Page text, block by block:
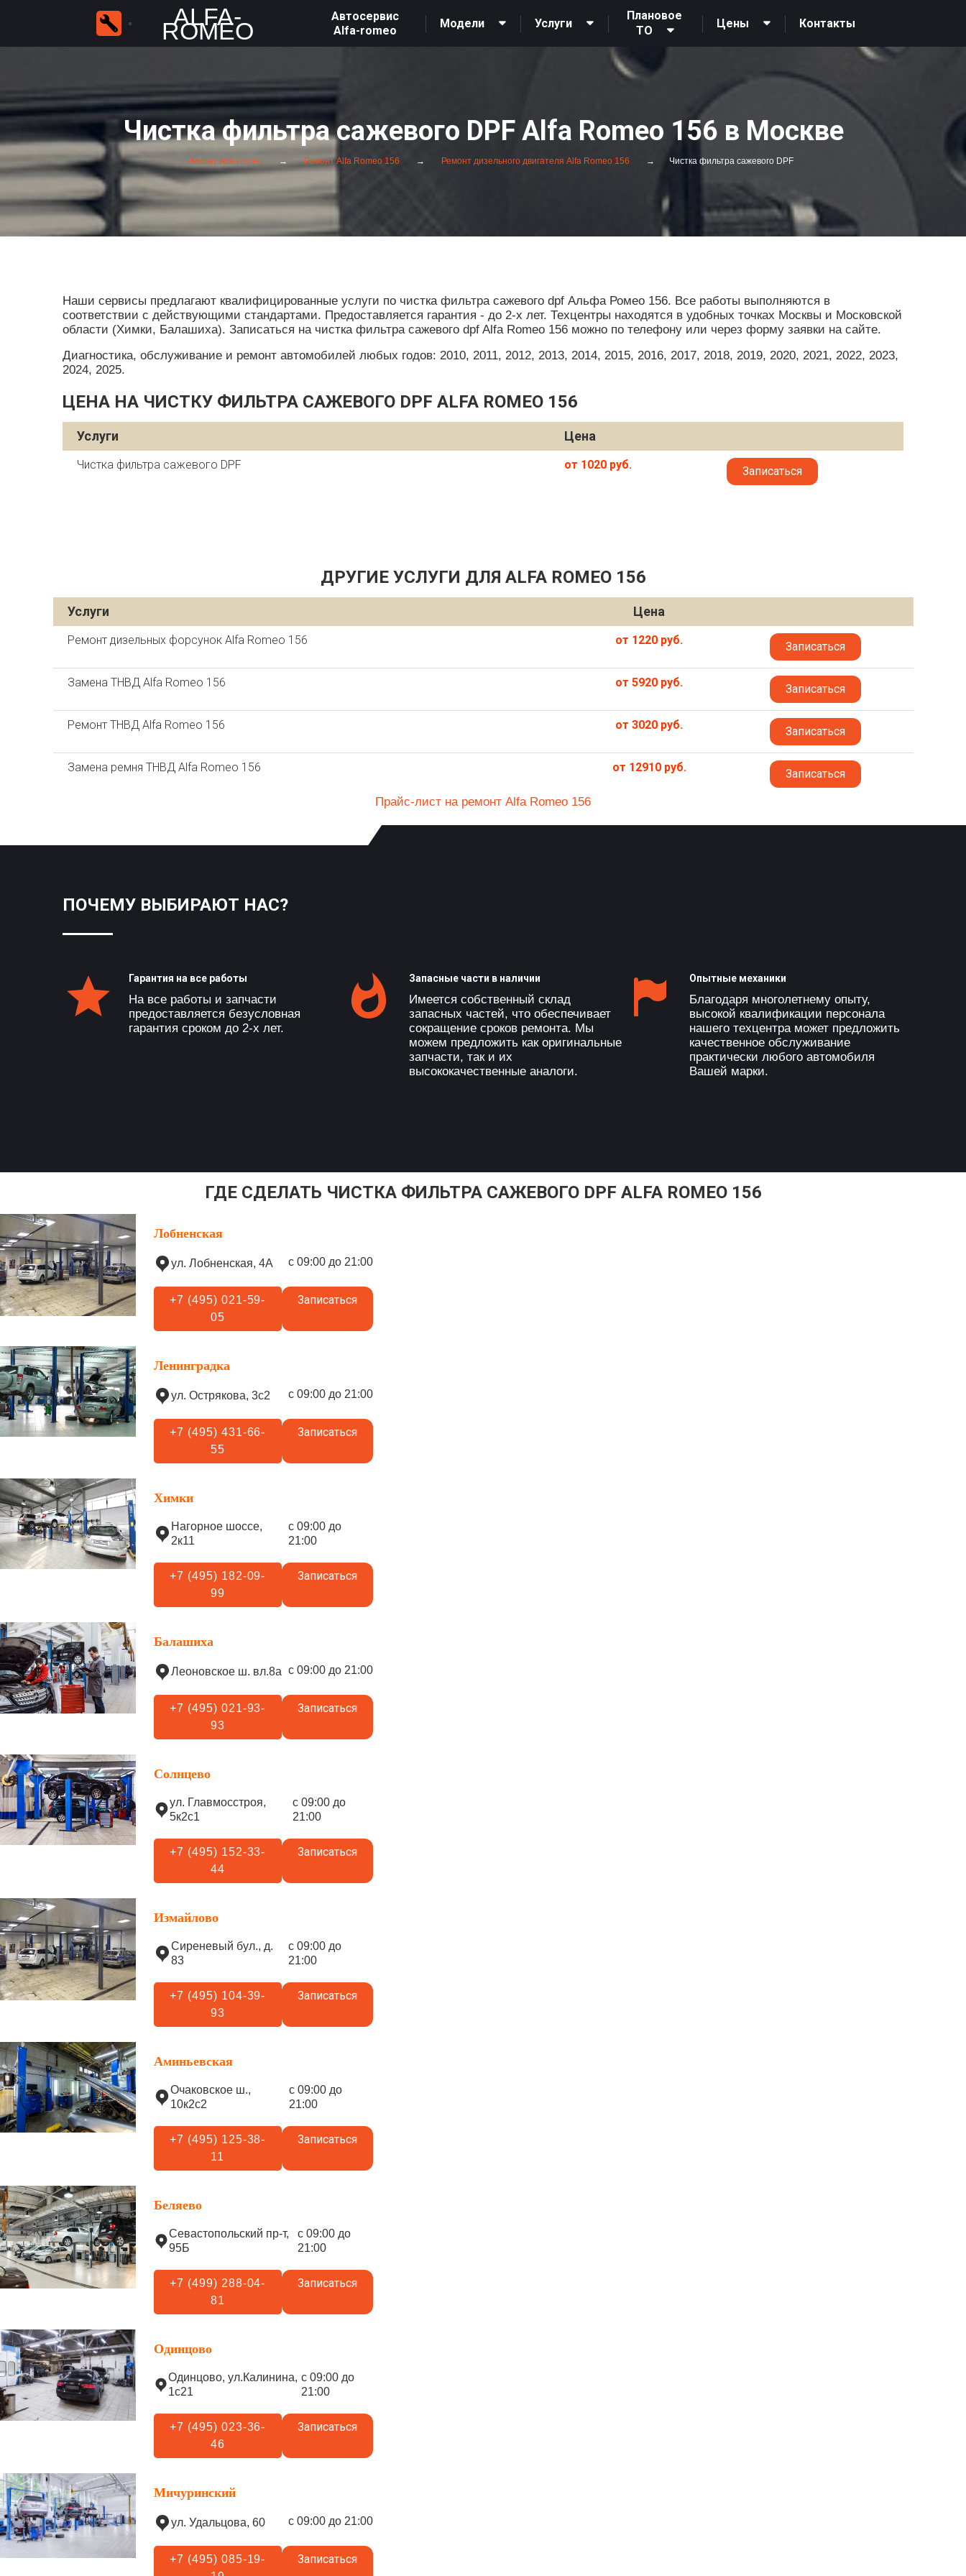
ALFA-
ROMEO
Автосервис
Alfa-romeo
Модели Услуги
Плановое
ТО
Цены Контакты
Чистка фильтра сажевого DPF Alfa Romeo 156 в Москве
Ремонт Alfa-romeo Ремонт Alfa Romeo 156 Ремонт дизельного двигателя Alfa Romeo 156 Чистка фильтра сажевого DPF
Наши сервисы предлагают квалифицированные услуги по чистка фильтра сажевого dpf Альфа Ромео 156. Все работы выполняются в
соответствии с действующими стандартами. Предоставляется гарантия - до 2-х лет. Техцентры находятся в удобных точках Москвы и Московской
области (Химки, Балашиха). Записаться на чистка фильтра сажевого dpf Alfa Romeo 156 можно по телефону или через форму заявки на сайте.
Диагностика, обслуживание и ремонт автомобилей любых годов: 2010, 2011, 2012, 2013, 2014, 2015, 2016, 2017, 2018, 2019, 2020, 2021, 2022, 2023,
2024, 2025.
ЦЕНА НА ЧИСТКУ ФИЛЬТРА САЖЕВОГО DPF ALFA ROMEO 156
Услуги Цена
Чистка фильтра сажевого DPF от 1020 руб. Записаться
ДРУГИЕ УСЛУГИ ДЛЯ ALFA ROMEO 156
Услуги Цена
Ремонт дизельных форсунок Alfa Romeo 156 от 1220 руб. Записаться
Замена ТНВД Alfa Romeo 156 от 5920 руб. Записаться
Ремонт ТНВД Alfa Romeo 156 от 3020 руб. Записаться
Замена ремня ТНВД Alfa Romeo 156 от 12910 руб. Записаться
Прайс-лист на ремонт Alfa Romeo 156
ПОЧЕМУ ВЫБИРАЮТ НАС?
Гарантия на все работы
На все работы и запчасти
предоставляется безусловная
гарантия сроком до 2-х лет.
Запасные части в наличии
Имеется собственный склад
запасных частей, что обеспечивает
сокращение сроков ремонта. Мы
можем предложить как оригинальные
запчасти, так и их
высококачественные аналоги.
Опытные механики
Благодаря многолетнему опыту,
высокой квалификации персонала
нашего техцентра может предложить
качественное обслуживание
практически любого автомобиля
Вашей марки.
ГДЕ СДЕЛАТЬ ЧИСТКА ФИЛЬТРА САЖЕВОГО DPF ALFA ROMEO 156
Лобненская
ул. Лобненская, 4А с 09:00 до 21:00
+7 (495) 021-59-
05
Записаться
Ленинградка
ул. Острякова, 3с2 с 09:00 до 21:00
+7 (495) 431-66-
55
Записаться
Химки
Нагорное шоссе,
2к11
с 09:00 до
21:00
+7 (495) 182-09-
99
Записаться
Балашиха
Леоновское ш. вл.8а с 09:00 до 21:00
+7 (495) 021-93-
93
Записаться
Солнцево
ул. Главмосстроя,
5к2с1
с 09:00 до
21:00
+7 (495) 152-33-
44
Записаться
Измайлово
Сиреневый бул., д.
83
с 09:00 до
21:00
+7 (495) 104-39-
93
Записаться
Аминьевская
Очаковское ш.,
10к2с2
с 09:00 до
21:00
+7 (495) 125-38-
11
Записаться
Беляево
Севастопольский пр-т,
95Б
с 09:00 до
21:00
+7 (499) 288-04-
81
Записаться
Одинцово
Одинцово, ул.Калинина,
1с21
с 09:00 до
21:00
+7 (495) 023-36-
46
Записаться
Мичуринский
ул. Удальцова, 60 с 09:00 до 21:00
+7 (495) 085-19-
Записаться